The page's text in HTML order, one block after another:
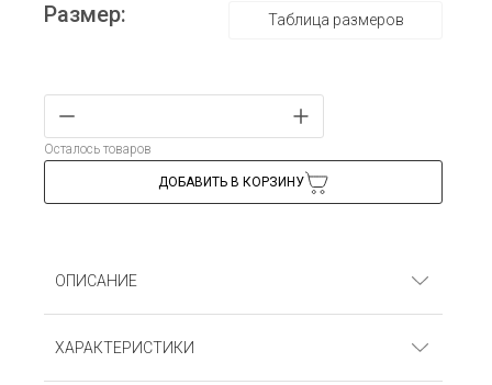
Размер: Таблица размеров
Осталось товаров
ДОБАВИТЬ В КОРЗИНУ
ОПИСАНИЕ
Джемпер с капюшоном и карманом. Футер с
ХАРАКТЕРИСТИКИ